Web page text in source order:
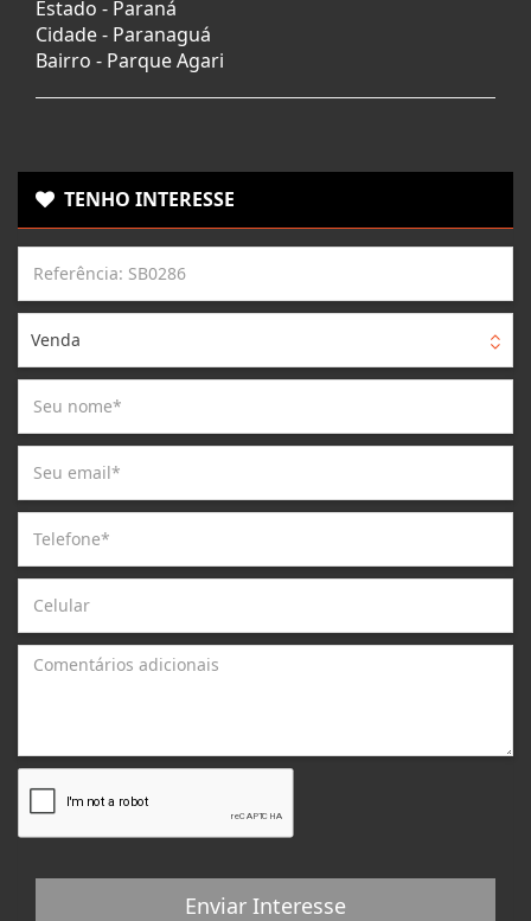
Estado - Paraná
Cidade - Paranaguá
Bairro - Parque Agari
TENHO INTERESSE
Venda
Enviar Interesse